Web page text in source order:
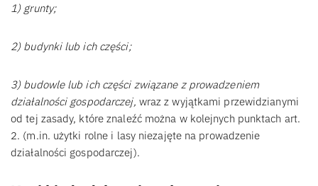
1) grunty;
2) budynki lub ich części;
3) budowle lub ich części związane z prowadzeniem
działalności gospodarczej, wraz z wyjątkami przewidzianymi
od tej zasady, które znaleźć można w kolejnych punktach art.
2. (m.in. użytki rolne i lasy niezajęte na prowadzenie
działalności gospodarczej).